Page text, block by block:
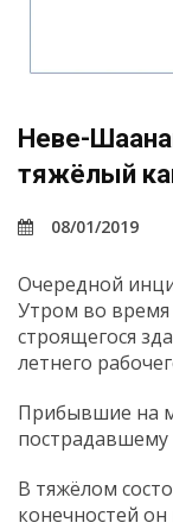
Неве-
тяжёлый
08/01/2019
Очередной
Утром во
строящегося
летнего
Прибывшие на
В тяжёлом
конечностей